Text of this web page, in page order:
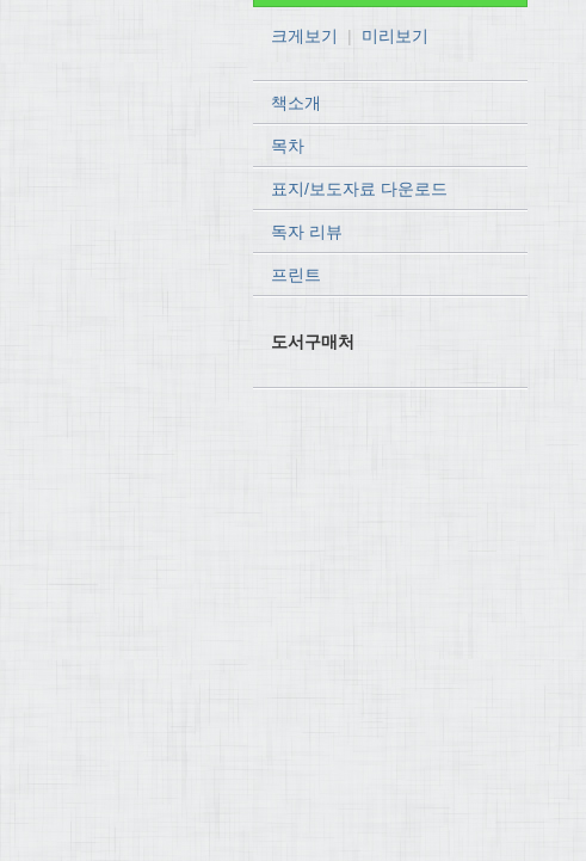
크게보기 | 미리보기
책소개
목차
표지/보도자료 다운로드
독자 리뷰
프린트
도서구매처